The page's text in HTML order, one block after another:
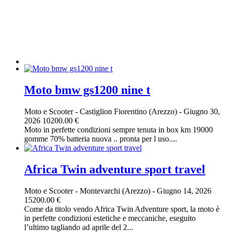
Moto bmw gs1200 nine t
Moto e Scooter- Castiglion Fiorentino (Arezzo) - Giugno 30,
2026 10200.00 €
Moto in perfette condizioni sempre tenuta in box km 19000
gomme 70% batteria nuova .. pronta per l uso....
Africa Twin adventure sport travel
Moto e Scooter- Montevarchi (Arezzo) - Giugno 14, 2026
15200.00 €
Come da titolo vendo Africa Twin Adventure sport, la moto è
in perfette condizioni estetiche e meccaniche, eseguito
l’ultimo tagliando ad aprile del 2...